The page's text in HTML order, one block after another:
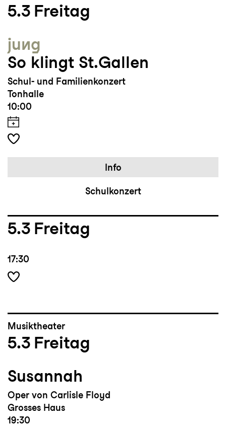
5.3 Freitag
jung
So klingt St.Gallen
Schul- und Familienkonzert
Tonhalle
10:00
Info
Schulkonzert
5.3 Freitag
17:30
Musiktheater
5.3 Freitag
Susannah
Oper von Carlisle Floyd
Grosses Haus
19:30